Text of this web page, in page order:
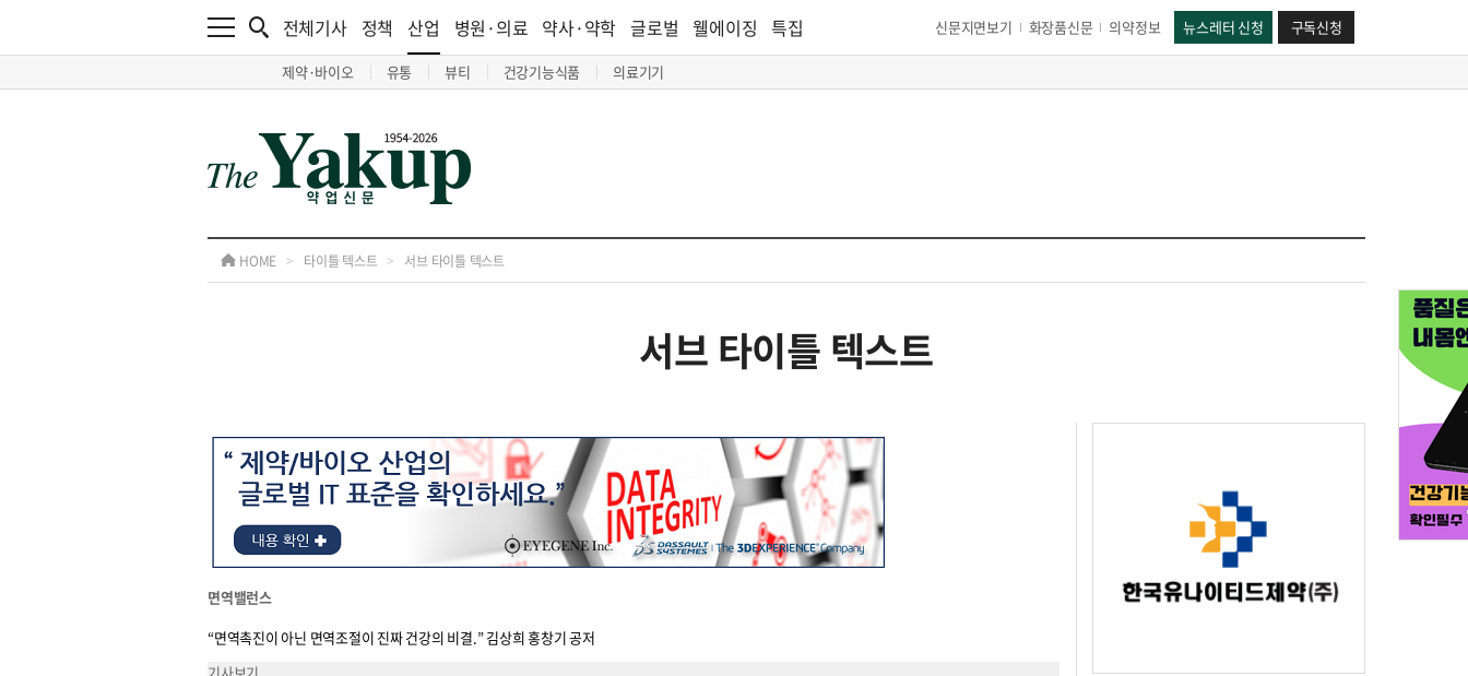
전체기사 정책 산업
제약·바이오 유통 뷰티 건강기능식품 의료기기
병원·의료 약사·약학 글로벌 웰에이징 특집 신문지면보기 화장품신문 의약정보 뉴스레터 신청 구독신청
HOME > 타이틀 텍스트 > 서브 타이틀 텍스트
서브 타이틀 텍스트
면역밸런스
“면역촉진이 아닌 면역조절이 진짜 건강의 비결.” 김상희 홍창기 공저
기사보기